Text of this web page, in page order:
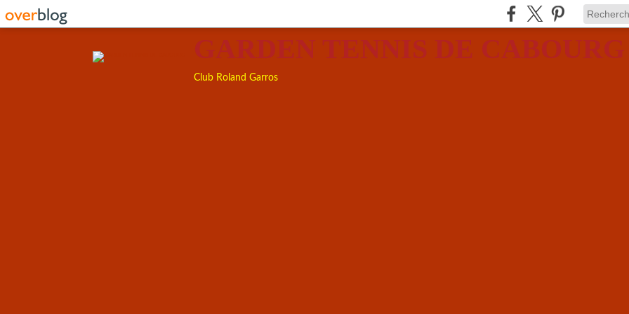
GARDEN TENNIS DE CABOURG
Club Roland Garros